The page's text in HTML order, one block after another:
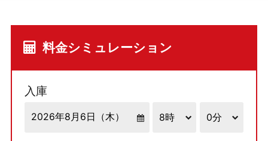
料金シミュレーション
入庫